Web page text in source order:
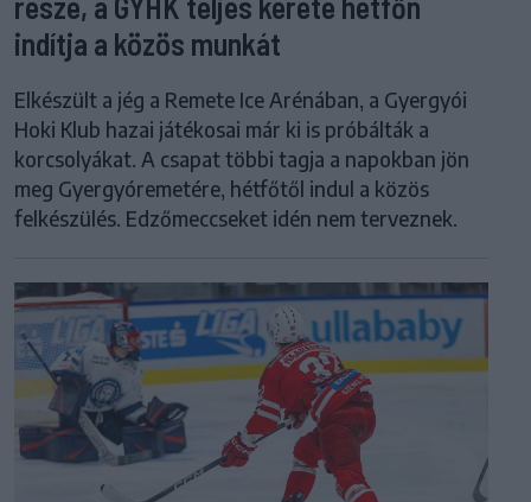
indítja a közös munkát
Elkészült a jég a Remete Ice Arénában, a Gyergyói
Hoki Klub hazai játékosai már ki is próbálták a
korcsolyákat. A csapat többi tagja a napokban jön
meg Gyergyóremetére, hétfőtől indul a közös
felkészülés. Edzőmeccseket idén nem terveznek.